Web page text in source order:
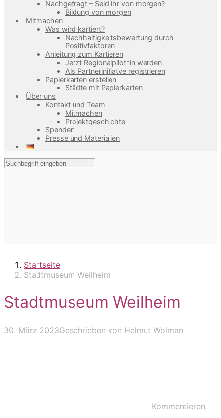
Nachgefragt – Seid ihr von morgen?
Bildung von morgen
Mitmachen
Was wird kartiert?
Nachhaltigkeitsbewertung durch
Positivfaktoren
Anleitung zum Kartieren
Jetzt Regionalpilot*in werden
Als Partnerinitiatve registrieren
Papierkarten erstellen
Städte mit Papierkarten
Über uns
Kontakt und Team
Mitmachen
Projektgeschichte
Spenden
Presse und Materialien
Startseite
Stadtmuseum Weilheim
Stadtmuseum Weilheim
30. März 2023Geschrieben von Helmut Wolman
Kommentieren